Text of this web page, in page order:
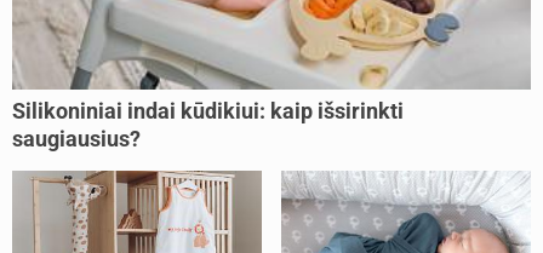
Silikoniniai indai kūdikiui: kaip išsirinkti
saugiausius?